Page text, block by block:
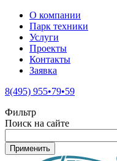
О компании
Парк техники
Услуги
Проекты
Контакты
Заявка
8(495) 955•79•59
Фильтр
Поиск на сайте